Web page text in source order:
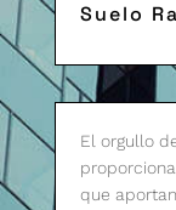
Suelo
El orgullo
que